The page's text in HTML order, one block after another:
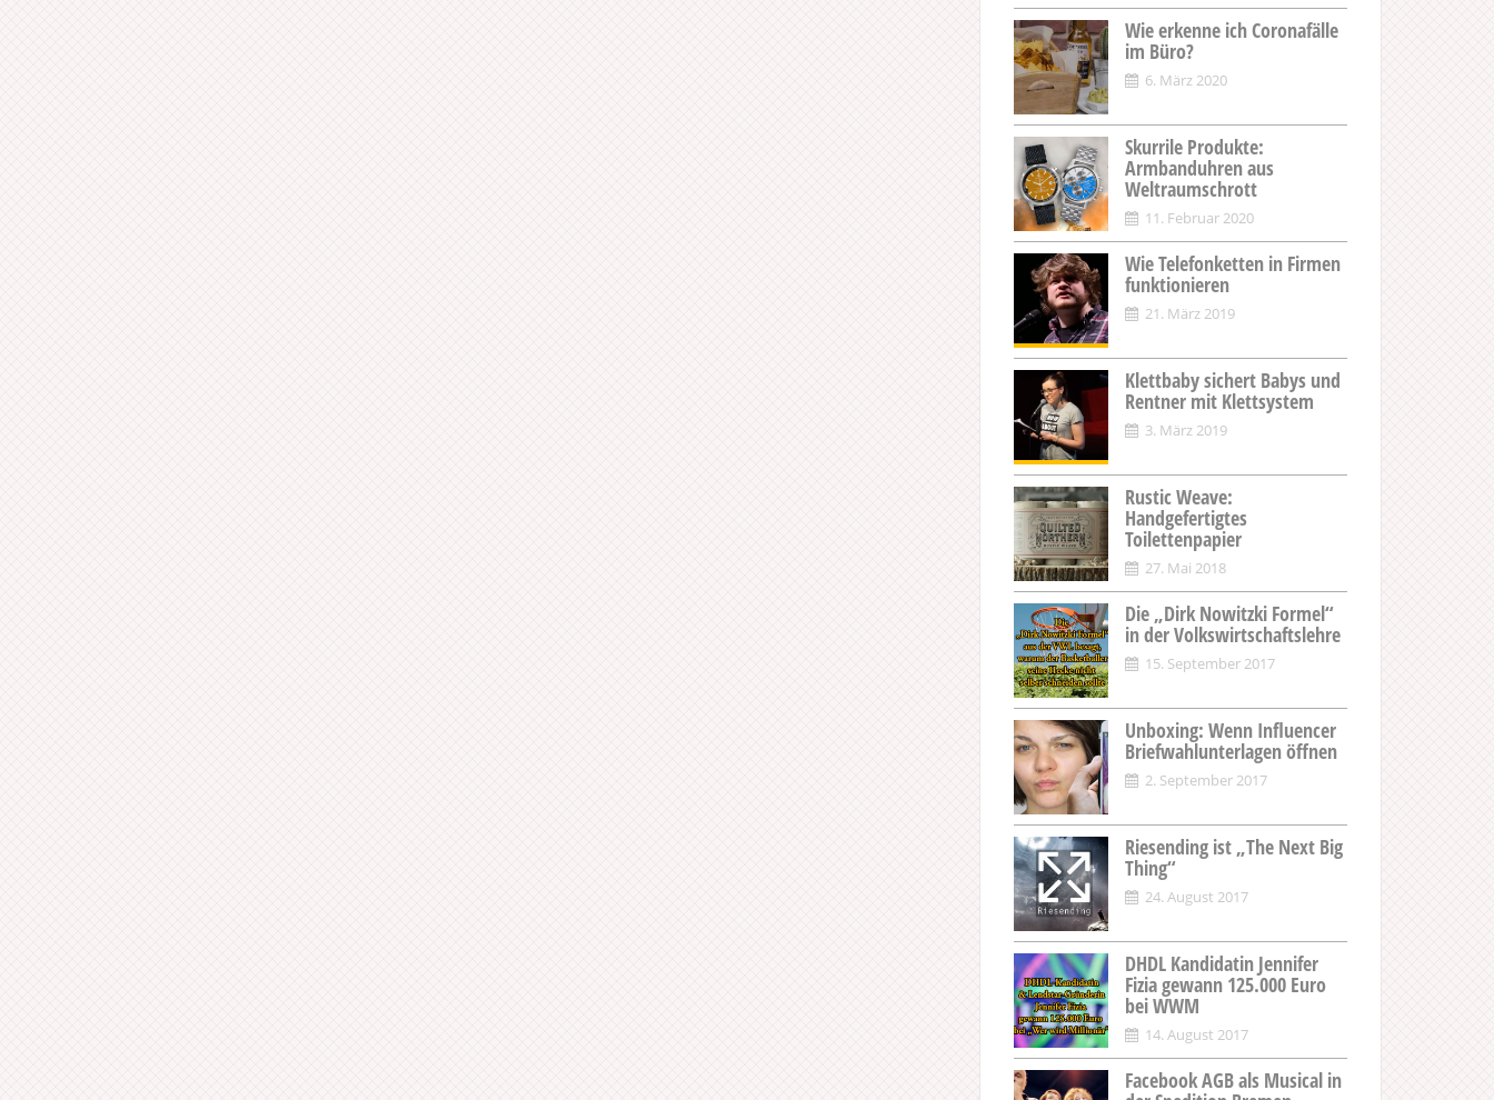
Wie erkenne ich Coronafälle
im Büro?
6. März 2020
Skurrile Produkte:
Armbanduhren aus
Weltraumschrott
11. Februar 2020
Wie Telefonketten in Firmen
funktionieren
21. März 2019
Klettbaby sichert Babys und
Rentner mit Klettsystem
3. März 2019
Rustic Weave:
Handgefertigtes
Toilettenpapier
27. Mai 2018
Die „Dirk Nowitzki Formel“
in der Volkswirtschaftslehre
15. September 2017
Unboxing: Wenn Influencer
Briefwahlunterlagen öffnen
2. September 2017
Riesending ist „The Next Big
Thing“
24. August 2017
DHDL Kandidatin Jennifer
Fizia gewann 125.000 Euro
bei WWM
14. August 2017
Facebook AGB als Musical in